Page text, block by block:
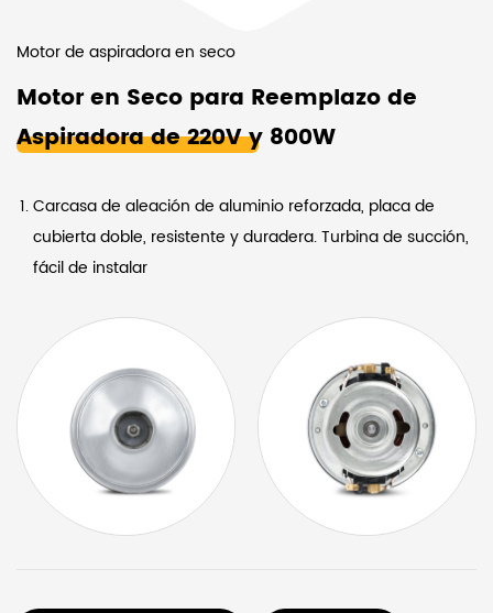
Motor de aspiradora en seco
Motor en Seco para Reemplazo de
Aspiradora de 220V y 800W
Carcasa de aleación de aluminio reforzada, placa de
cubierta doble, resistente y duradera. Turbina de succión,
fácil de instalar